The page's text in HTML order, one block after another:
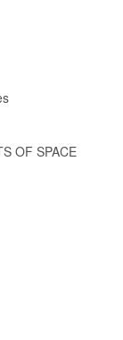
OF SPACE